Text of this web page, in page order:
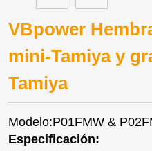
VBpower
mini-Tamiya y
Tamiya
Modelo:P01FMW &
Especificación: